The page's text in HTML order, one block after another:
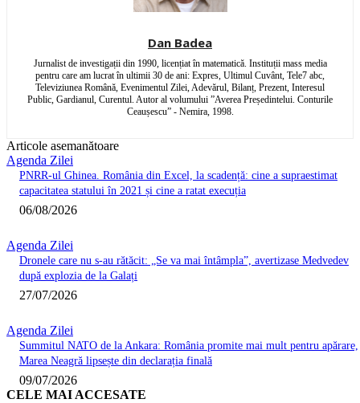
Dan Badea
Jurnalist de investigații din 1990, licențiat în matematică. Instituții mass media
pentru care am lucrat în ultimii 30 de ani: Expres, Ultimul Cuvânt, Tele7 abc,
Televiziunea Română, Evenimentul Zilei, Adevărul, Bilanț, Prezent, Interesul
Public, Gardianul, Curentul. Autor al volumului ”Averea Președintelui. Conturile
Ceaușescu” - Nemira, 1998.
Articole asemanătoare
Agenda Zilei
PNRR-ul Ghinea. România din Excel, la scadență: cine a supraestimat
capacitatea statului în 2021 și cine a ratat execuția
06/08/2026
Agenda Zilei
Dronele care nu s-au rătăcit: „Se va mai întâmpla”, avertizase Medvedev
după explozia de la Galați
27/07/2026
Agenda Zilei
Summitul NATO de la Ankara: România promite mai mult pentru apărare,
Marea Neagră lipsește din declarația finală
09/07/2026
CELE MAI ACCESATE